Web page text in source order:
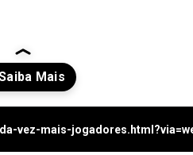
vez-mais-